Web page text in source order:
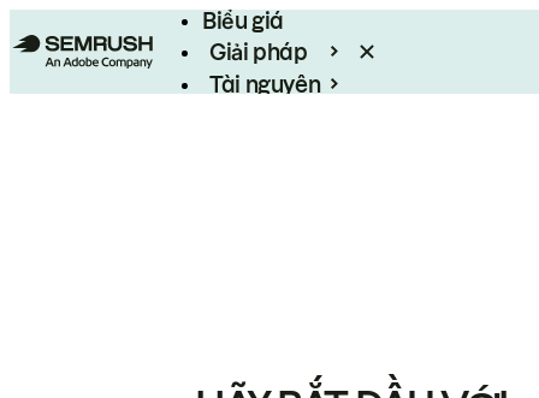
Biểu giá
Giải pháp
Tài nguyên